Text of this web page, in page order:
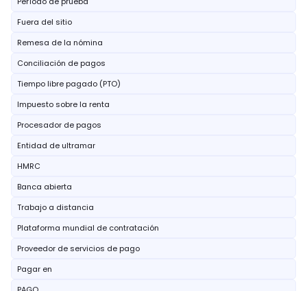
Fuera del sitio
Remesa de la nómina
Conciliación de pagos
Tiempo libre pagado (PTO)
Impuesto sobre la renta
Procesador de pagos
Entidad de ultramar
HMRC
Banca abierta
Trabajo a distancia
Plataforma mundial de contratación
Proveedor de servicios de pago
Pagar en